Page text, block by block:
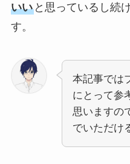
いいと思っているし続
す。
本記事では
にとって参
思いますの
でいただけ